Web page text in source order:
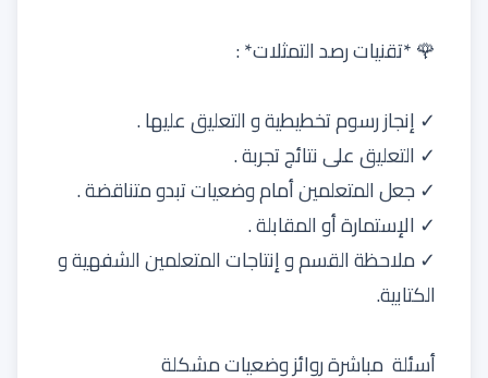
🌹 *تقنيات رصد التمثلات* :
✓ إنجاز رسوم تخطيطية و التعليق عليها .
✓ التعليق على نتائج تجربة .
✓ جعل المتعلمين أمام وضعيات تبدو متناقضة .
✓ الإستمارة أو المقابلة .
✓ ملاحظة القسم و إنتاجات المتعلمين الشفهية و
الكتابية.
أسئلة مباشرة روائز وضعيات مشكلة